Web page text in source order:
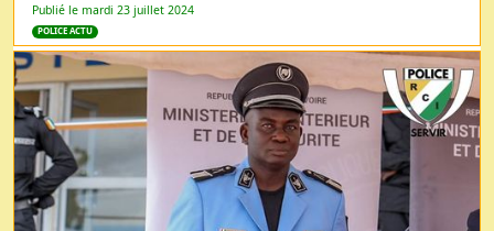
Publié le mardi 23 juillet 2024
POLICE ACTU